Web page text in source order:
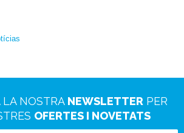
LA NOSTRA NEWSLETTER PER
OFERTES I NOVETATS